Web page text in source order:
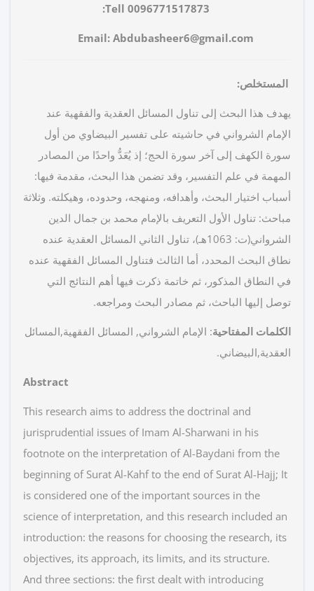
0096771517873
Tell:
Email:Abdubasheer6@gmail.com
المستخلص:
يهدف هذا البحث إلى تناول المسائل العقدية والفقهية عند
الإمام الشرواني في حاشيته على تفسير البيضاوي من أول
سورة الكهف إلى آخر سورة الحج؛ إذ يُعَدُّ واحدًا من المصادر
المهمة في علم التفسير، وقد تضمن هذا البحث، مقدمة فيها:
أسباب اختيار البحث، وأهدافه، ومنهجه، وحدوده، وهيكلته. وثلاثة
مباحث: تناول الأول التعريف بالإمام محمد بن جمال الدين
الشرواني(ت: 1063هـ)، تناول الثاني المسائل العقدية عنده
نطاق البحث المحدد، أما الثالث فتناول المسائل الفقهية عنده
في النطاق المذكور، ثم خاتمة ذكرت فيها أهم النتائج التي
توصل إليها الباحث، ثم مصادر البحث ومراجعه.
الكلمات المفتاحية: الإمام الشرواني, المسائل الفقهية,المسائل
العقدية,البيضاني.
Abstract
This research aims to address the doctrinal and
jurisprudential issues of Imam Al-Sharwani in his
footnote on the interpretation of Al-Baydani from the
beginning of Surat Al-Kahf to the end of Surat Al-Hajj; It
is considered one of the important sources in the
science of interpretation, and this research included an
introduction: the reasons for choosing the research, its
objectives, its approach, its limits, and its structure.
And three sections: the first dealt with introducing